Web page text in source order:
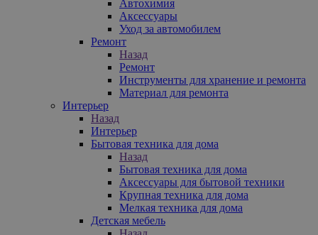
Автохимия
Аксессуары
Уход за автомобилем
Ремонт
Назад
Ремонт
Инструменты для хранение и ремонта
Материал для ремонта
Интерьер
Назад
Интерьер
Бытовая техника для дома
Назад
Бытовая техника для дома
Аксессуары для бытовой техники
Крупная техника для дома
Мелкая техника для дома
Детская мебель